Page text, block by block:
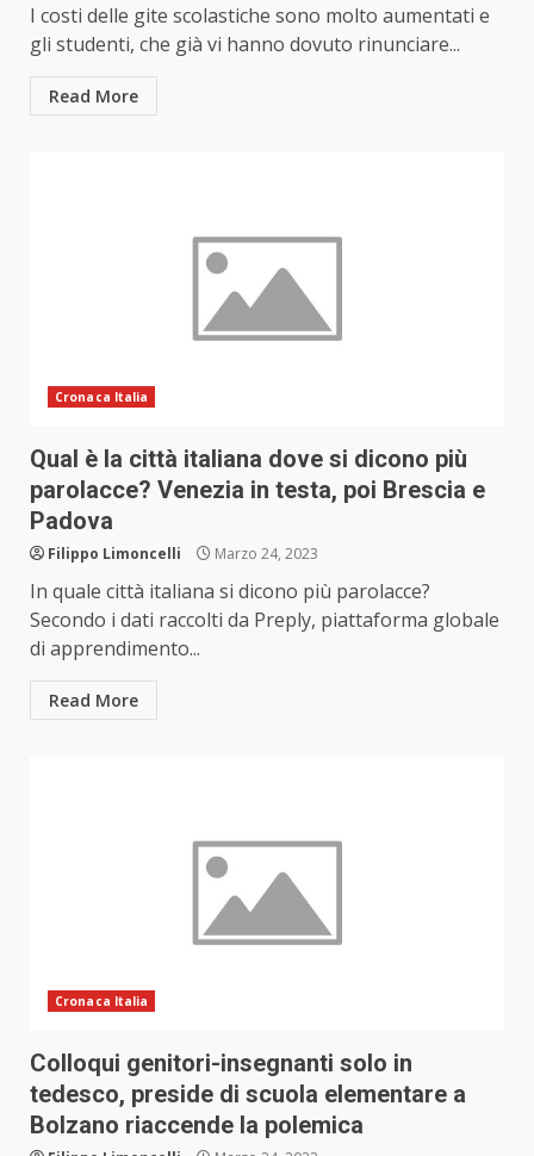
I costi delle gite scolastiche sono molto aumentati e
gli studenti, che già vi hanno dovuto rinunciare...
Read More
Cronaca Italia
Qual è la città italiana dove si dicono più
parolacce? Venezia in testa, poi Brescia e
Padova
Filippo Limoncelli Marzo 24, 2023
In quale città italiana si dicono più parolacce?
Secondo i dati raccolti da Preply, piattaforma globale
di apprendimento...
Read More
Cronaca Italia
Colloqui genitori-insegnanti solo in
tedesco, preside di scuola elementare a
Bolzano riaccende la polemica